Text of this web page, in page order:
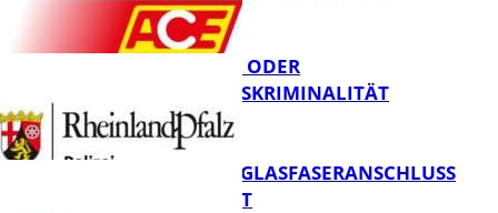
FB News
CYBERCRIME ODER
WIRTSCHAFTSKRIMINALITÄT
WARUM EIN GLASFASERANSCHLUSS
SINNVOLL IST